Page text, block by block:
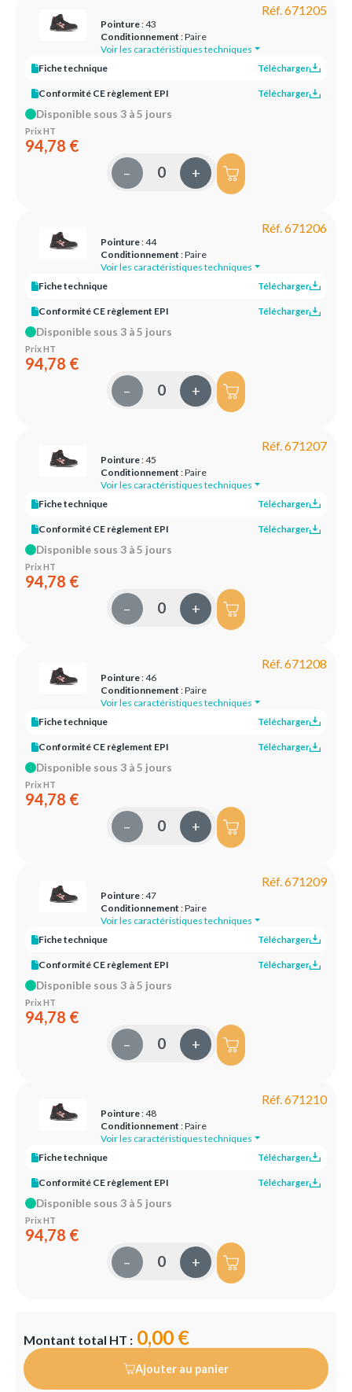
Réf. 671205
Pointure: 43
Conditionnement : Paire
Voir les caractéristiques techniques
Fiche technique
Télécharger
Conformité CE règlement EPI Télécharger
Disponible sous 3 à 5 jours
Prix HT
94,78 €
– +
Réf. 671206
Pointure: 44
Conditionnement : Paire
Voir les caractéristiques techniques
Fiche technique
Télécharger
Conformité CE règlement EPI Télécharger
Disponible sous 3 à 5 jours
Prix HT
94,78 €
– +
Réf. 671207
Pointure: 45
Conditionnement : Paire
Voir les caractéristiques techniques
Fiche technique
Télécharger
Conformité CE règlement EPI Télécharger
Disponible sous 3 à 5 jours
Prix HT
94,78 €
– +
Réf. 671208
Pointure: 46
Conditionnement : Paire
Voir les caractéristiques techniques
Fiche technique
Télécharger
Conformité CE règlement EPI Télécharger
Disponible sous 3 à 5 jours
Prix HT
94,78 €
– +
Réf. 671209
Pointure: 47
Conditionnement : Paire
Voir les caractéristiques techniques
Fiche technique
Télécharger
Conformité CE règlement EPI Télécharger
Disponible sous 3 à 5 jours
Prix HT
94,78 €
– +
Réf. 671210
Pointure: 48
Conditionnement : Paire
Voir les caractéristiques techniques
Fiche technique
Télécharger
Conformité CE règlement EPI Télécharger
Disponible sous 3 à 5 jours
Prix HT
94,78 €
– +
Montant total HT : 0,00 €
Ajouter au panier